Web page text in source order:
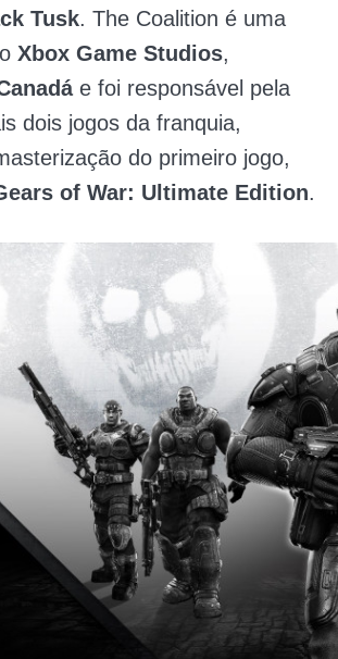
Tusk. The Coalition é uma
Xbox Game Studios,
e foi responsável pela
dois jogos da franquia,
do primeiro jogo,
of War: Ultimate Edition.